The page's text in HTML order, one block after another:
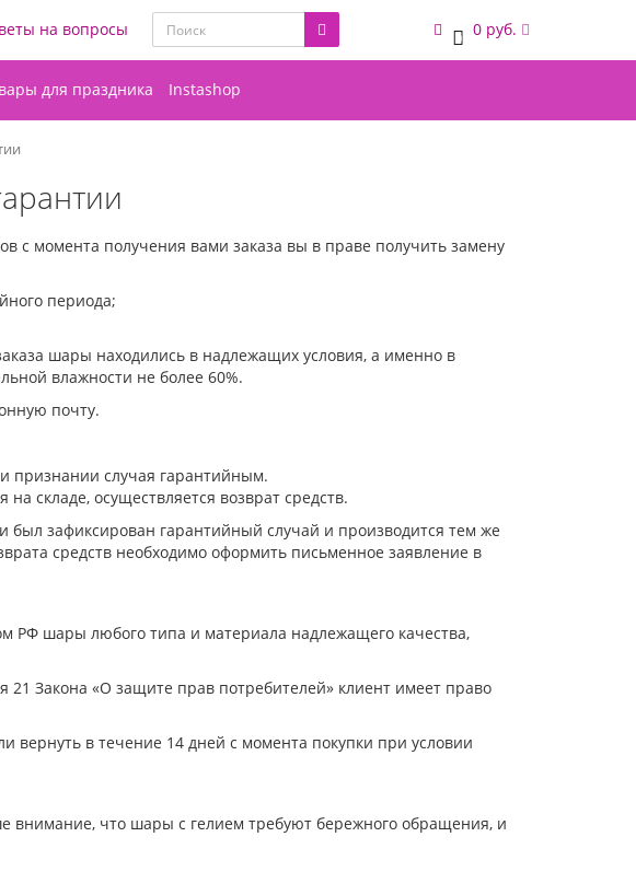
на вопросы 0 0 руб.
для праздника Instashop
с момента получения вами заказа вы в праве получить замену
периода;
шары находились в надлежащих условия, а именно в
влажности не более 60%.
почту.
признании случая гарантийным.
складе, осуществляется возврат средств.
был зафиксирован гарантийный случай и производится тем же
средств необходимо оформить письменное заявление в
РФ шары любого типа и материала надлежащего качества,
21 Закона «О защите прав потребителей» клиент имеет право
в течение 14 дней с момента покупки при условии
внимание, что шары с гелием требуют бережного обращения, и